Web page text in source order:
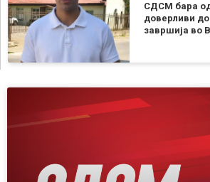
СДСМ бара
доверливи
завршија во